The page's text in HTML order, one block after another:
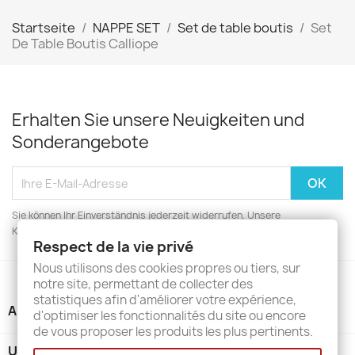
Startseite NAPPE SET Set de table boutis
Set
De Table Boutis Calliope
Erhalten Sie unsere Neuigkeiten und
Sonderangebote
Sie können Ihr Einverständnis jederzeit widerrufen. Unsere
Kontaktinformationen finden Sie u. a. in der Datenschutzerklärung.
ARTIKEL
UNTERNEHMEN
Respect de la vie privé
Nous utilisons des cookies propres ou tiers, sur
notre site, permettant de collecter des
statistiques afin d'améliorer votre expérience,
d'optimiser les fonctionnalités du site ou encore
de vous proposer les produits les plus pertinents.